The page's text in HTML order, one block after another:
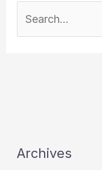
Archives